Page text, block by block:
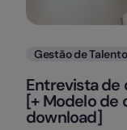
Categorias
Gestão de
Entrevista de
[+ Modelo de
download]